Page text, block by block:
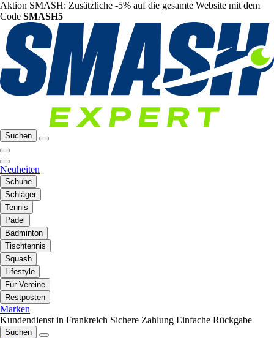
Aktion SMASH: Zusätzliche -5% auf die gesamte Website mit dem
Code SMASH5
Suchen
Neuheiten
Schuhe
Schläger
Tennis
Padel
Badminton
Tischtennis
Squash
Lifestyle
Für Vereine
Restposten
Marken
Kundendienst in Frankreich Sichere Zahlung Einfache Rückgabe
Suchen